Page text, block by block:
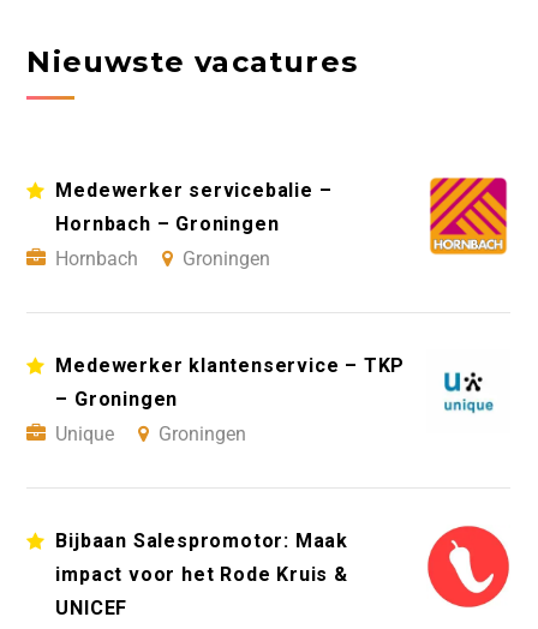
Nieuwste vacatures
Medewerker servicebalie –
Hornbach – Groningen
Hornbach
Groningen
Medewerker klantenservice – TKP
– Groningen
Unique
Groningen
Bijbaan Salespromotor: Maak
impact voor het Rode Kruis &
UNICEF